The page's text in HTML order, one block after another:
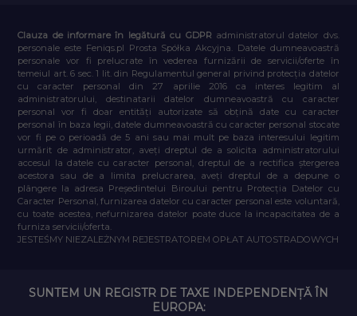
Clauza de informare în legătură cu GDPR administratorul datelor dvs.
personale este Feniqs.pl Prosta Spółka Akcyjna. Datele dumneavoastră
personale vor fi prelucrate în vederea furnizării de servicii/oferte în
temeiul art. 6 sec. 1 lit. din Regulamentul general privind protecția datelor
cu caracter personal din 27 aprilie 2016 ca interes legitim al
administratorului, destinatarii datelor dumneavoastră cu caracter
personal vor fi doar entități autorizate să obțină date cu caracter
personal în baza legii, datele dumneavoastră cu caracter personal stocate
vor fi pe o perioadă de 5 ani sau mai mult pe baza interesului legitim
urmărit de administrator, aveți dreptul de a solicita administratorului
accesul la datele cu caracter personal, dreptul de a rectifica ștergerea
acestora sau de a limita prelucrarea, aveți dreptul de a depune o
plângere la adresa Președintelui Biroului pentru Protecția Datelor cu
Caracter Personal, furnizarea datelor cu caracter personal este voluntară,
cu toate acestea, nefurnizarea datelor poate duce la incapacitatea de a
furniza servicii/oferta.
JESTEŚMY NIEZALEŻNYM REJESTRATOREM OPŁAT AUTOSTRADOWYCH
SUNTEM UN REGISTR DE TAXE INDEPENDENȚĂ ÎN
EUROPA: